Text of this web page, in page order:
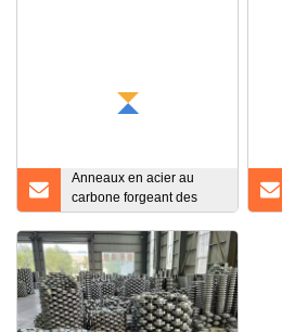
Anneaux en acier au
carbone forgeant des
anneaux de support de
bride lâche d'anneau de
grande taille